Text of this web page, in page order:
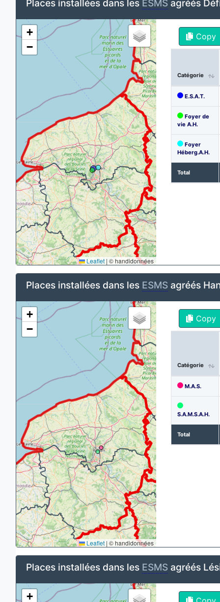
Places installées dans les ESMS agréés
+
−
Leaflet | © handidonnées
Copy
Catégorie
E.S.A.T.
Foyer de
vie A.H.
Foyer
Héberg.A.H.
Total
Places installées dans les ESMS agréés
+
−
Leaflet | © handidonnées
Copy
Catégorie
M.A.S.
S.A.M.S.A.H.
Total
Places installées dans les ESMS agréés
+